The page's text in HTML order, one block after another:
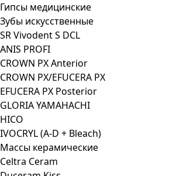
Гипсы медицинские
Зубы искусственные
SR Vivodent S DCL
ANIS PROFI
CROWN PX Anterior
CROWN PX/EFUCERA PX
EFUCERA PX Posterior
GLORIA YAMAHACHI
HICO
IVOCRYL (A-D + Bleach)
Массы керамические
Celtra Ceram